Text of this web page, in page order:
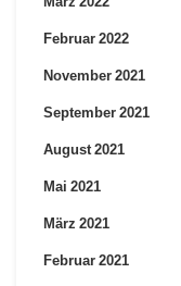
Februar 2022
November 2021
September 2021
August 2021
Mai 2021
März 2021
Februar 2021